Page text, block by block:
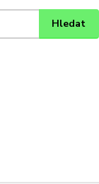
Hledat